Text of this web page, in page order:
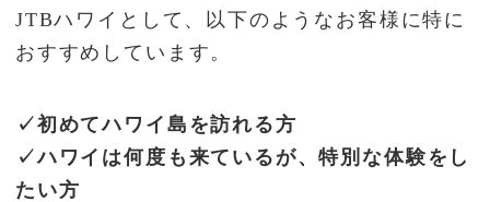
JTBハワイとして、以下のようなお客様に特に
おすすめしています。
✓初めてハワイ島を訪れる方
✓ハワイは何度も来ているが、特別な体験をし
たい方